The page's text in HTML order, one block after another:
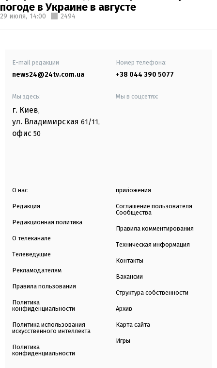
погоде в Украине в августе
29 июля, 14:00 2494
E-mail редакции
news24@24tv.com.ua
Номер телефона:
+38 044 390 5077
Мы здесь:
г. Киев,
ул. Владимирская 61/11,
офис 50
Мы в соцсетях:
О нас
Редакция
Редакционная политика
О телеканале
Телеведущие
Рекламодателям
Правила пользования
Политика
конфиденциальности
Политика использования
искусственного интеллекта
Политика
конфиденциальности
приложения
Соглашение пользователя
Сообщества
Правила комментирования
Техническая информация
Контакты
Вакансии
Структура собственности
Архив
Карта сайта
Игры